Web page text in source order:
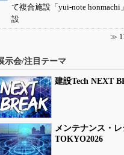
て複合施設「yui-note honmachi
設
≫
示会/注目テーマ
建設Tech NEXT
メンテナンス・
TOKYO2026